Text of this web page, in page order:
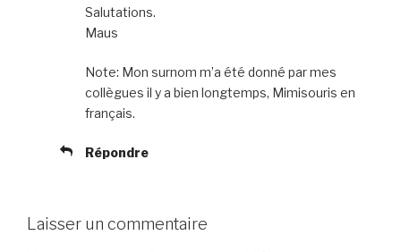
Salutations.
Maus
Note: Mon surnom m’a été donné par mes
collègues il y a bien longtemps, Mimisouris en
français.
Répondre
Laisser un commentaire